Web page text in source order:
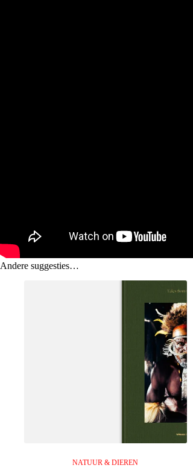
Andere suggesties…
NATUUR & DIEREN